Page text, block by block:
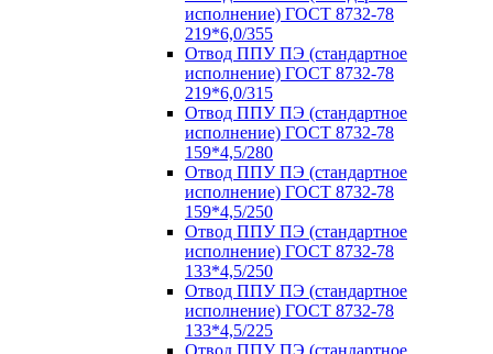
исполнение) ГОСТ 8732-78
219*6,0/355
Отвод ППУ ПЭ (стандартное
исполнение) ГОСТ 8732-78
219*6,0/315
Отвод ППУ ПЭ (стандартное
исполнение) ГОСТ 8732-78
159*4,5/280
Отвод ППУ ПЭ (стандартное
исполнение) ГОСТ 8732-78
159*4,5/250
Отвод ППУ ПЭ (стандартное
исполнение) ГОСТ 8732-78
133*4,5/250
Отвод ППУ ПЭ (стандартное
исполнение) ГОСТ 8732-78
133*4,5/225
Отвод ППУ ПЭ (стандартное